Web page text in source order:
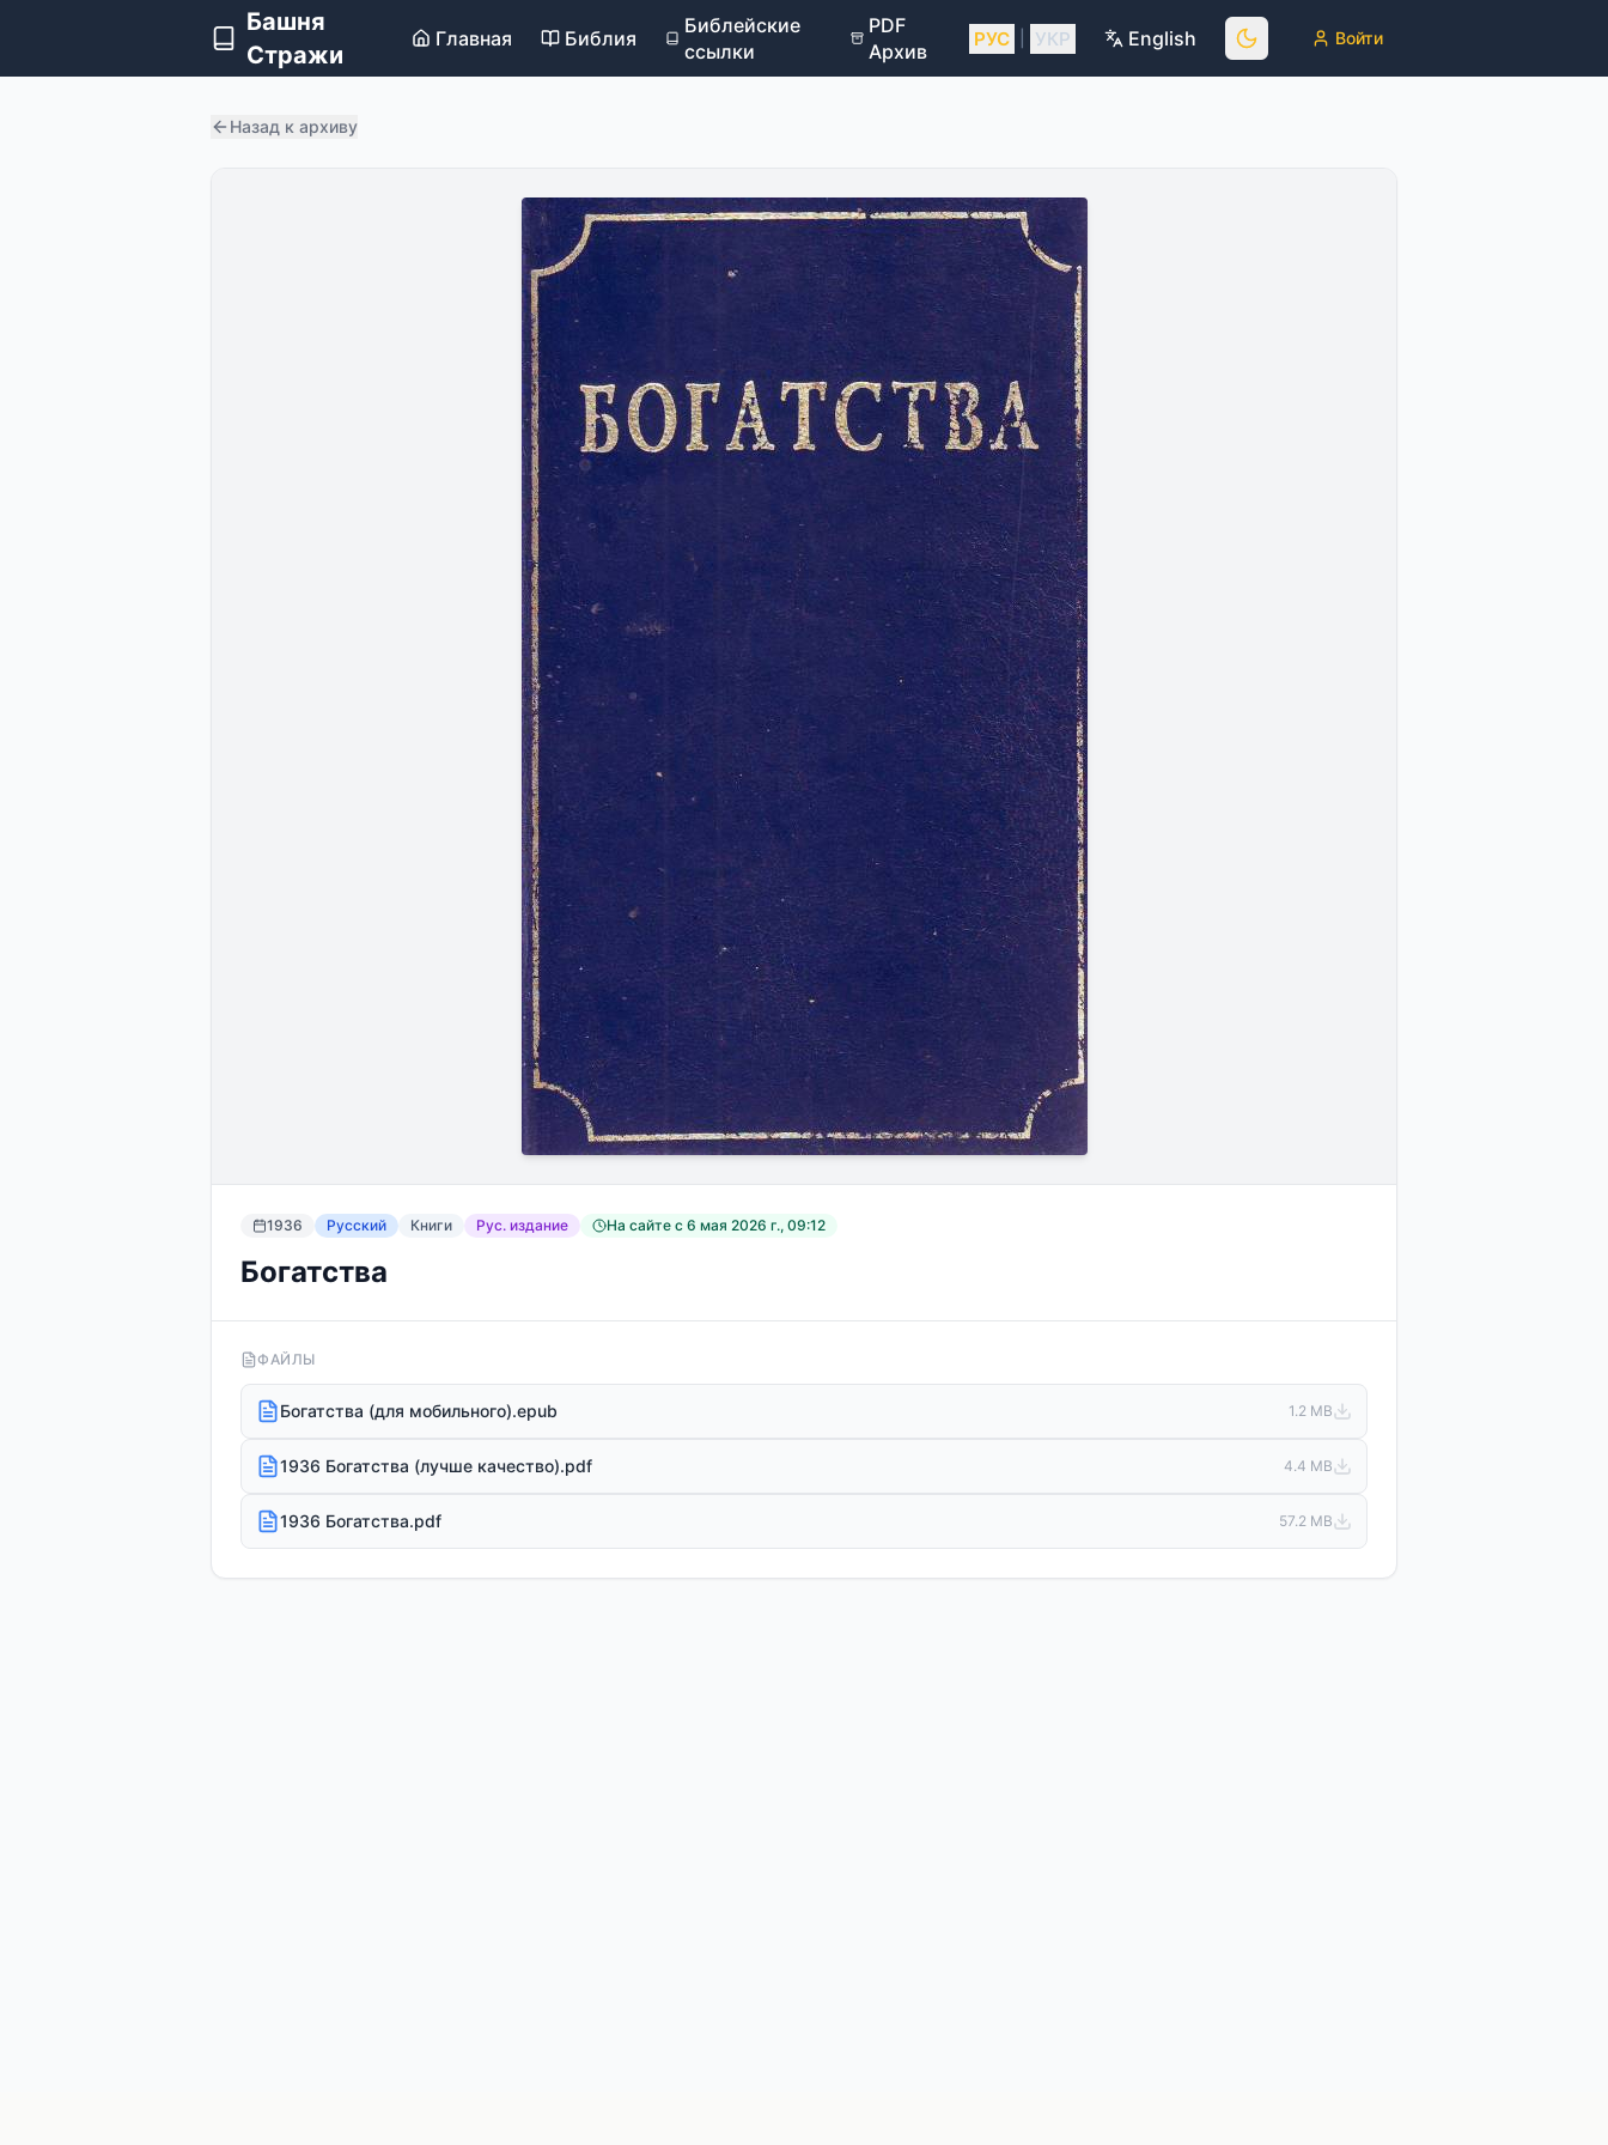
Башня
Стражи
Главная Библия
Библейские
ссылки
PDF
Архив
РУС УКР English Войти
Назад к архиву
1936 Русский Книги Рус. издание На сайте с 6 мая 2026 г., 09:12
Богатства
ФАЙЛЫ
Богатства (для мобильного).epub 1.2 MB
1936 Богатства (лучше качество).pdf 4.4 MB
1936 Богатства.pdf 57.2 MB